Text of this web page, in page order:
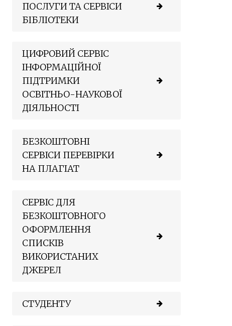
ПОСЛУГИ ТА СЕРВІСИ
БІБЛІОТЕКИ
ЦИФРОВИЙ СЕРВІС
ІНФОРМАЦІЙНОЇ
ПІДТРИМКИ
ОСВІТНЬО-НАУКОВОЇ
ДІЯЛЬНОСТІ
БЕЗКОШТОВНІ
СЕРВІСИ ПЕРЕВІРКИ
НА ПЛАГІАТ
СЕРВІС ДЛЯ
БЕЗКОШТОВНОГО
ОФОРМЛЕННЯ
СПИСКІВ
ВИКОРИСТАНИХ
ДЖЕРЕЛ
СТУДЕНТУ